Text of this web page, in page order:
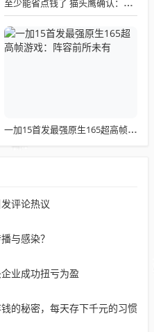
至少能省点钱了 猫头鹰确认：现有LGA 1851散热器全面支持LGA 1954！
一加15首发最强原生165超高帧游戏：阵容前所未有
评论热议
与感染？
业成功扭亏为盈
的秘密，每天存下千元的习惯